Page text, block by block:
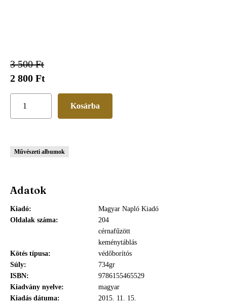
3 500 Ft
2 800 Ft
Művészeti albumok
Adatok
Kiadó
Magyar Napló Kiadó
Oldalak száma
204
Kötés típusa
cérnafűzött
keménytáblás
védőborítós
Súly
734gr
ISBN
9786155465529
Kiadvány nyelve
magyar
Kiadás dátuma
2015. 11. 15.